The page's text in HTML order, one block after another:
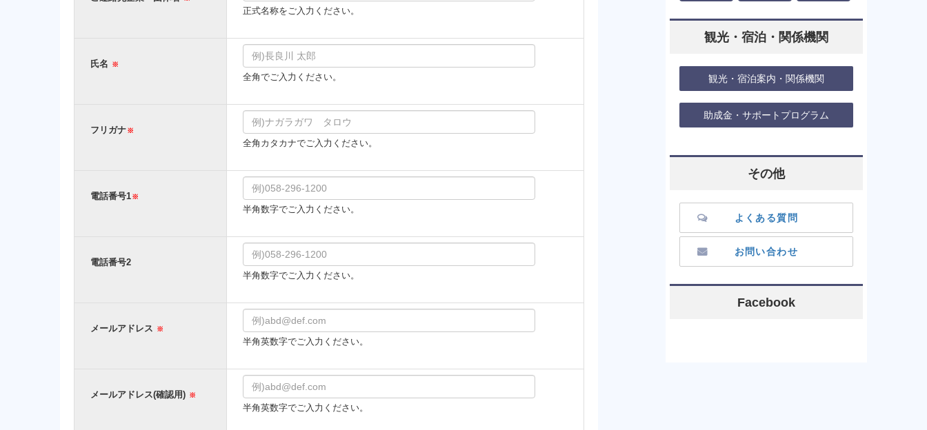
正式名称をご入力ください。
氏名 ※
全角でご入力ください。
フリガナ※
全角カタカナでご入力ください。
電話番号1※
半角数字でご入力ください。
電話番号2
半角数字でご入力ください。
メールアドレス ※
半角英数字でご入力ください。
メールアドレス(確認用) ※
半角英数字でご入力ください。
観光・宿泊・関係機関
観光・宿泊案内・関係機関
助成金・サポートプログラム
その他
よくある質問
お問い合わせ
Facebook